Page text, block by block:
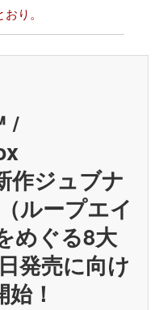
り。
/
作ジュブナ
ループエイ
めぐる8大
発売に向け
！